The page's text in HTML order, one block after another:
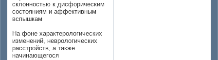
склонностью к дисфорическим
состояниям и аффективным
вспышкам
На фоне характерологических
изменений, неврологических
расстройств, а также
начинающегося